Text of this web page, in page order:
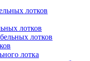
лотков
лотков
лотков
лотка